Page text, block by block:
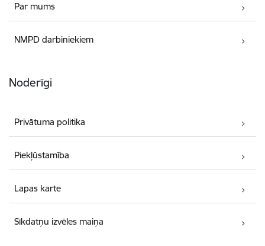
Par mums
NMPD darbiniekiem
Noderīgi
Privātuma politika
Piekļūstamība
Lapas karte
Sīkdatņu izvēles maiņa